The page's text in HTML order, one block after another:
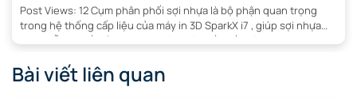
Post Views: 12 Cụm phân phối sợi nhựa là bộ phận quan trọng
trong hệ thống cấp liệu của máy in 3D SparkX i7 , giúp sợi nhựa
được dẫn truyền ổn định và chính xác đến đầu đùn. Khi bộ phận
Bài viết liên quan